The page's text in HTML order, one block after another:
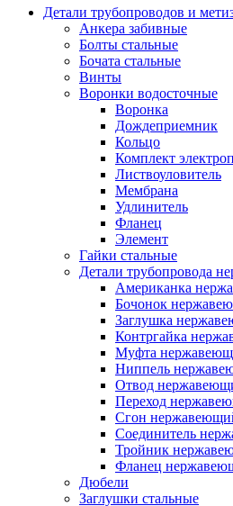
Детали трубопроводов и
Анкера забивные
Болты стальные
Бочата стальные
Винты
Воронки водосточные
Воронка
Дождеприемник
Кольцо
Комплект
Листвоуловитель
Мембрана
Удлинитель
Фланец
Элемент
Гайки стальные
Детали трубопровода
Американка
Бочонок
Заглушка
Контргайка
Муфта
Ниппель
Отвод
Переход
Сгон
Соединитель
Тройник
Фланец
Дюбели
Заглушки стальные